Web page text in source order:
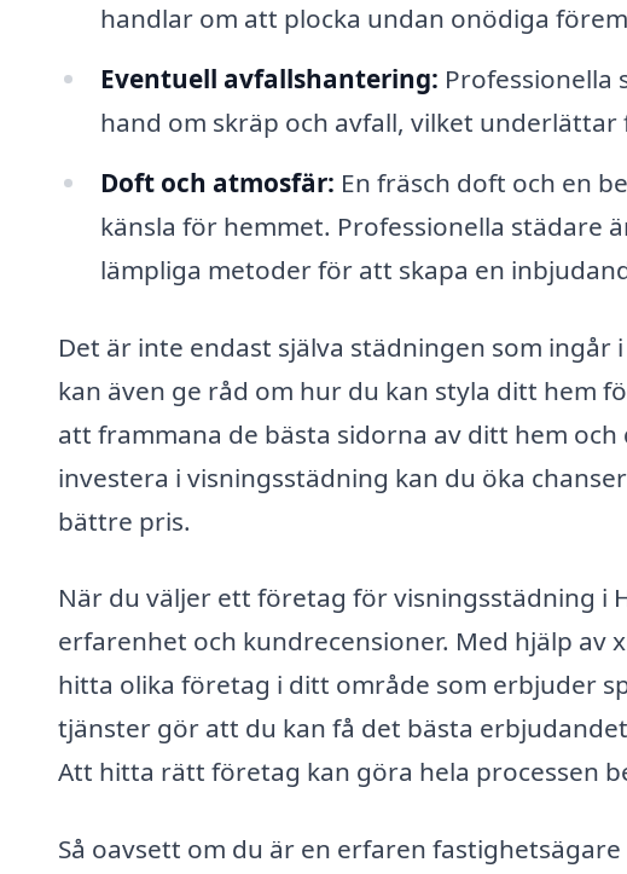
handlar om att plocka undan onödiga
Eventuell avfallshantering: Professionella
hand om skräp och avfall, vilket
Doft och atmosfär: En fräsch doft och en
känsla för hemmet. Professionella städare
lämpliga metoder för att skapa en
Det är inte endast själva städningen som
kan även ge råd om hur du kan styla ditt hem
att frammana de bästa sidorna av ditt hem
investera i visningsstädning kan du öka
bättre pris.
När du väljer ett företag för visningsstädning i
erfarenhet och kundrecensioner. Med hjälp av
hitta olika företag i ditt område som erbjuder
tjänster gör att du kan få det bästa
Att hitta rätt företag kan göra hela processen
Så oavsett om du är en erfaren